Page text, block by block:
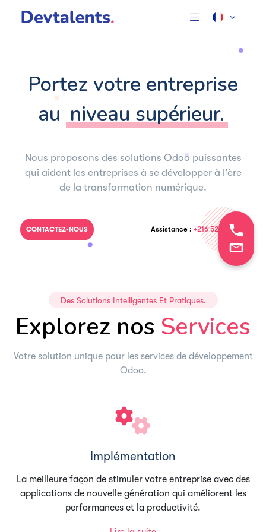
Portez votre entreprise
au niveau supérieur.
Nous proposons des solutions Odoo puissantes
qui aident les entreprises à se développer à l'ère
de la transformation numérique.
CONTACTEZ-NOUS Assistance : +216 52 184 239
Des Solutions Intelligentes Et Pratiques.
Explorez nos Services
Votre solution unique pour les services de développement
Odoo.
Implémentation
La meilleure façon de stimuler votre entreprise avec des
applications de nouvelle génération qui améliorent les
performances et la productivité.